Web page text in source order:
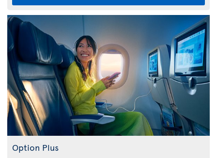
Option Plus